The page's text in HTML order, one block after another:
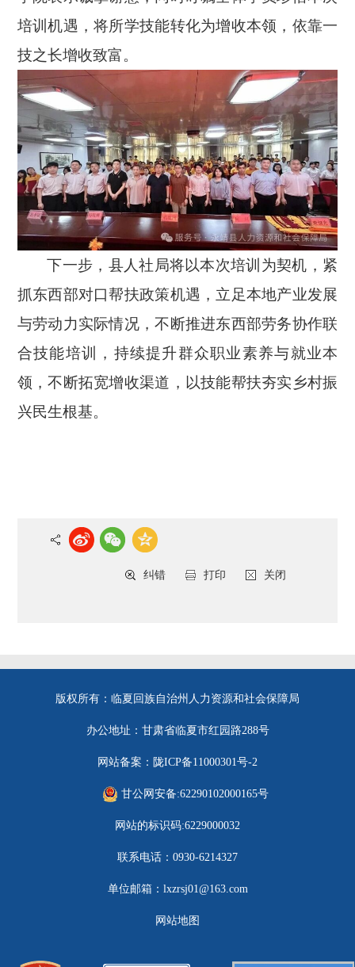
培训机遇，将所学技能转化为增收本领，依靠一
技之长增收致富。
下一步，县人社局将以本次培训为契机，紧
抓东西部对口帮扶政策机遇，立足本地产业发展
与劳动力实际情况，不断推进东西部劳务协作联
合技能培训，持续提升群众职业素养与就业本
领，不断拓宽增收渠道，以技能帮扶夯实乡村振
兴民生根基。
关闭
打印
纠错
版权所有：临夏回族自治州人力资源和社会保障局
办公地址：甘肃省临夏市红园路288号
网站备案：陇ICP备11000301号-2
甘公网安备:62290102000165号
网站的标识码:6229000032
联系电话：0930-6214327
单位邮箱：lxzrsj01@163.com
网站地图